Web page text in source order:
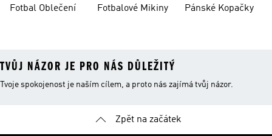
Fotbal Oblečení
Fotbalové Mikiny Pánské Kopačky
TVŮJ NÁZOR JE PRO NÁS DŮLEŽITÝ
Tvoje spokojenost je naším cílem, a proto nás zajímá tvůj názor.
Zpět na začátek